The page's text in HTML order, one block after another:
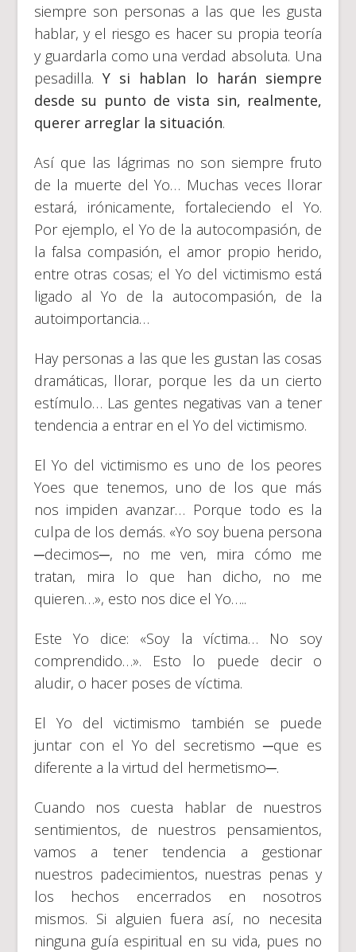
siempre son personas a las que les gusta
hablar, y el riesgo es hacer su propia teoría
y guardarla como una verdad absoluta. Una
pesadilla. Y si hablan lo harán siempre
desde su punto de vista sin, realmente,
querer arreglar la situación.
Así que las lágrimas no son siempre fruto
de la muerte del Yo… Muchas veces llorar
estará, irónicamente, fortaleciendo el Yo.
Por ejemplo, el Yo de la autocompasión, de
la falsa compasión, el amor propio herido,
entre otras cosas; el Yo del victimismo está
ligado al Yo de la autocompasión, de la
autoimportancia…
Hay personas a las que les gustan las cosas
dramáticas, llorar, porque les da un cierto
estímulo… Las gentes negativas van a tener
tendencia a entrar en el Yo del victimismo.
El Yo del victimismo es uno de los peores
Yoes que tenemos, uno de los que más
nos impiden avanzar… Porque todo es la
culpa de los demás. «Yo soy buena persona
─decimos─, no me ven, mira cómo me
tratan, mira lo que han dicho, no me
quieren…», esto nos dice el Yo…..
Este Yo dice: «Soy la víctima… No soy
comprendido…». Esto lo puede decir o
aludir, o hacer poses de víctima.
El Yo del victimismo también se puede
juntar con el Yo del secretismo ─que es
diferente a la virtud del hermetismo─.
Cuando nos cuesta hablar de nuestros
sentimientos, de nuestros pensamientos,
vamos a tener tendencia a gestionar
nuestros padecimientos, nuestras penas y
los hechos encerrados en nosotros
mismos. Si alguien fuera así, no necesita
ninguna guía espiritual en su vida, pues no